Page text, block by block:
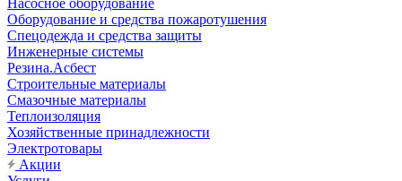
Насосное оборудование
Оборудование и средства пожаротушения
Спецодежда и средства защиты
Инженерные системы
Резина.Асбест
Строительные материалы
Смазочные материалы
Теплоизоляция
Хозяйственные принадлежности
Электротовары
Акции